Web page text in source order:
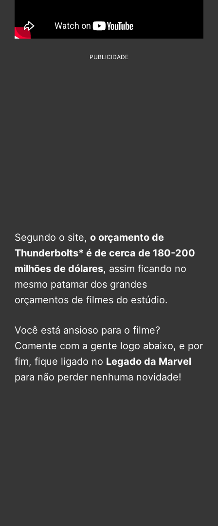
PUBLICIDADE
Segundo o site, o orçamento de
Thunderbolts* é de cerca de 180-200
milhões de dólares, assim ficando no
mesmo patamar dos grandes
orçamentos de filmes do estúdio.
Você está ansioso para o filme?
Comente com a gente logo abaixo, e por
fim, fique ligado no Legado da Marvel
para não perder nenhuma novidade!